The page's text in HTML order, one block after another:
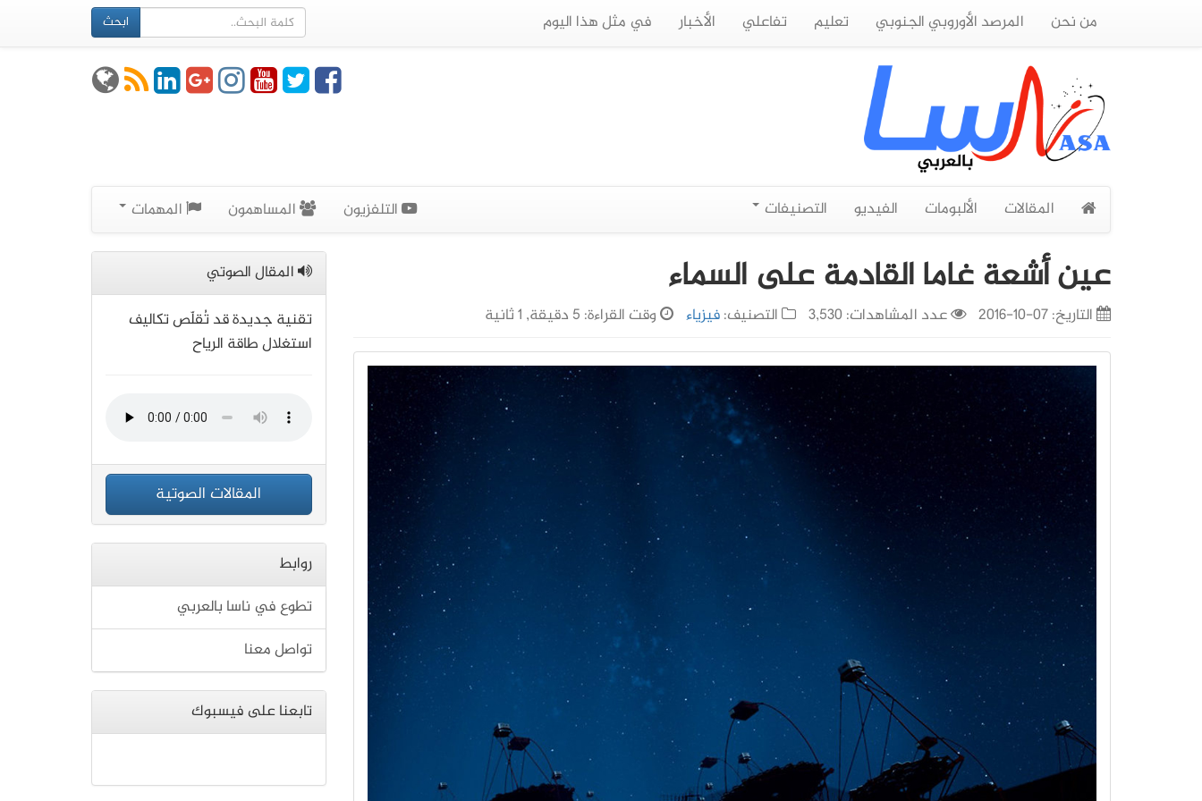
من نحن المرصد الأوروبي الجنوبي تعليم تفاعلي الأخبار في مثل هذا اليوم ابحث
المقالات الألبومات الفيديو التصنيفات التلفزيون المساهمون المهمات
عين أشعة غاما القادمة على السماء
التاريخ:07-10-2016 عدد المشاهدات: 3,530 التصنيف:فيزياء وقت القراءة: 5 دقيقة, 1 ثانية
المقال الصوتي
تقنية جديدة قد تُقلّص تكاليف
استغلال طاقة الرياح
المقالات الصوتية
روابط
تطوع في ناسا بالعربي
تواصل معنا
تابعنا على فيسبوك